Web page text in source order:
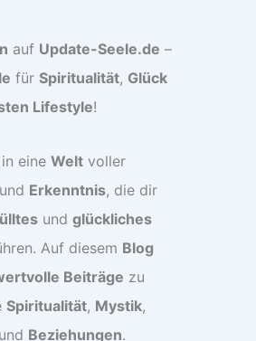
auf Update-Seele.de –
für Spiritualität, Glück
Lifestyle!
in eine Welt voller
und Erkenntnis, die dir
und glückliches
Auf diesem Blog
Beiträge zu
Spiritualität, Mystik,
und Beziehungen.